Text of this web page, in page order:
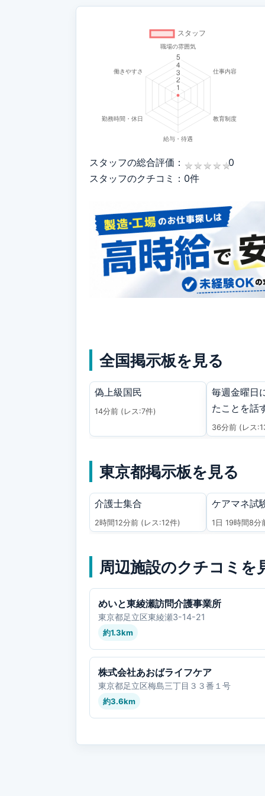
スタッフの総合評価： ★ ★ ★ ★ ★
★ ★ ★ ★ ★0
スタッフのクチコミ：0件
全国掲示板を見る
偽上級国民
14分前 (レス:7件)
毎週金曜日
たことを話
36分前 (レス
東京都掲示板を見る
介護士集合
2時間12分前 (レス:12件)
ケアマネ試
1日 19時間8分
周辺施設のクチコミを
めいと東綾瀬訪問介護事業所
東京都足立区東綾瀬3-14-21
約1.3km
株式会社あおばライフケア
東京都足立区梅島三丁目３３番１号
約3.6km